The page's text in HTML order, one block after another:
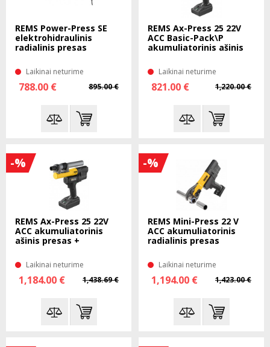
REMS Power-Press SE
elektrohidraulinis
radialinis presas
Laikinai neturime
895.00 €
788.00 €
REMS Ax-Press 25 22V
ACC Basic-Pack\P
akumuliatorinis ašinis
Laikinai neturime
1,220.00 €
821.00 €
-%
REMS Ax-Press 25 22V
ACC akumuliatorinis
ašinis presas +
Laikinai neturime
1,438.69 €
1,184.00 €
-%
REMS Mini-Press 22 V
ACC akumuliatorinis
radialinis presas
Laikinai neturime
1,423.00 €
1,194.00 €